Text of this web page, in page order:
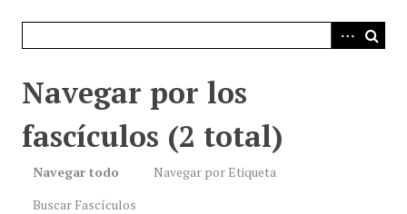
Navegar por los
fascículos (2 total)
Navegar todo
Navegar por Etiqueta
Buscar Fascículos